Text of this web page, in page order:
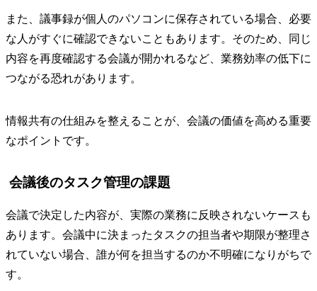
また、議事録が個人のパソコンに保存されている場合、必要
な人がすぐに確認できないこともあります。そのため、同じ
内容を再度確認する会議が開かれるなど、業務効率の低下に
つながる恐れがあります。
情報共有の仕組みを整えることが、会議の価値を高める重要
なポイントです。
会議後のタスク管理の課題
会議で決定した内容が、実際の業務に反映されないケースも
あります。会議中に決まったタスクの担当者や期限が整理さ
れていない場合、誰が何を担当するのか不明確になりがちで
す。